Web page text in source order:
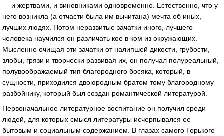
— и жертвами, и виновниками одновременно. Естественно, что у
него возникла (а отчасти была им вычитана) мечта об иных,
лучших людях. Потом неразвитые зачатки иного, лучшего
человека научился он различать кое в ком из окружающих.
Мысленно очищая эти зачатки от налипшей дикости, грубости,
злобы, грязи и творчески развивая их, он получал полуреальный,
полувоображаемый тип благородного босяка, который, в
сущности, приходился двоюродным братом тому благородному
разбойнику, который был создан романтической литературой.
Первоначальное литературное воспитание он получил среди
людей, для которых смысл литературы исчерпывался ее
бытовым и социальным содержанием. В глазах самого Горького